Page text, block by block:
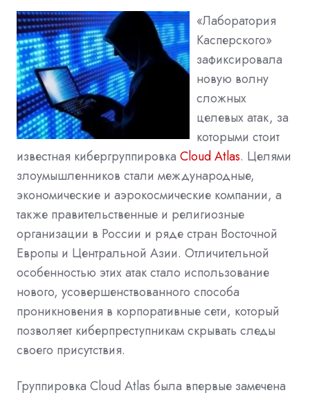
«Лаборатория
Касперского»
зафиксировала
новую волну
сложных
целевых атак, за
которыми стоит
известная кибергруппировка Cloud Atlas. Целями
злоумышленников стали международные,
экономические и аэрокосмические компании, а
также правительственные и религиозные
организации в России и ряде стран Восточной
Европы и Центральной Азии. Отличительной
особенностью этих атак стало использование
нового, усовершенствованного способа
проникновения в корпоративные сети, который
позволяет киберпреступникам скрывать следы
своего присутствия.
Группировка Cloud Atlas была впервые замечена